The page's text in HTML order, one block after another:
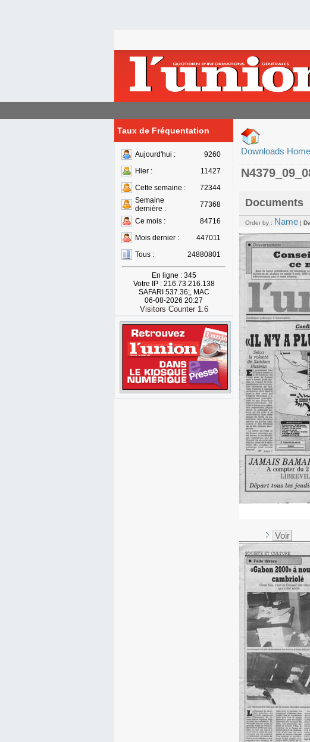
Taux de Fréquentation
Aujourd'hui :
9260
Hier :
11427
Cette semaine :
72344
Semaine
dernière :
77368
Ce mois :
84716
Mois dernier :
447011
Tous :
24880801
En ligne : 345
Votre IP : 216.73.216.138
SAFARI 537.36;, MAC
06-08-2026 20:27
Visitors Counter 1.6
Downloads Home
Documents
Order by : Name |
Voir